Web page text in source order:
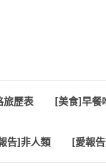
旅歷表 [美食]早餐
告]非人類 [愛報